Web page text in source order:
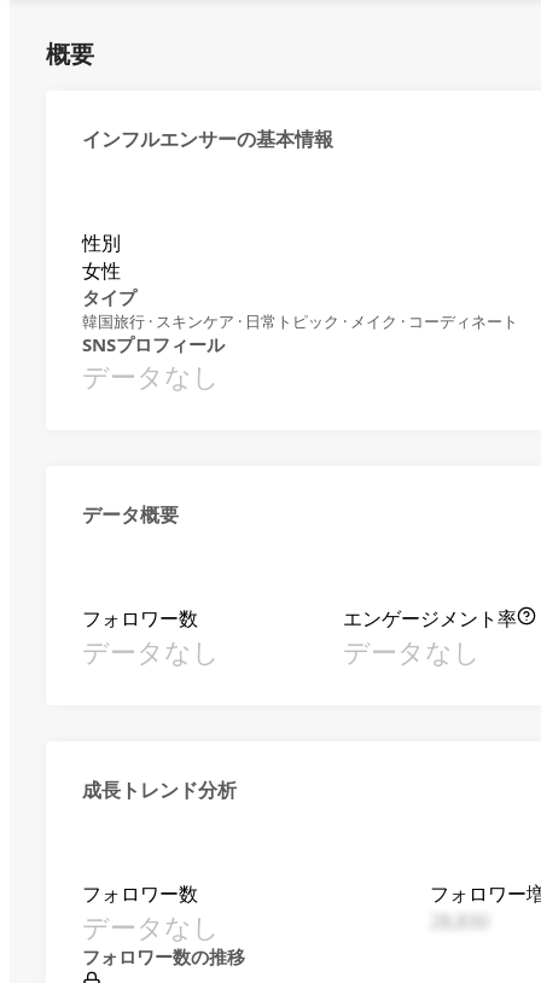
概要
インフルエンサーの基本情報
性別
女性
タイプ
韓国旅行 · スキンケア · 日常トピック · メイク · コーディネート
SNSプロフィール
データなし
データ概要
フォロワー数
データなし
エンゲージメント率
データなし
成長トレンド分析
フォロワー数
データなし
フォロワー
フォロワー数の推移